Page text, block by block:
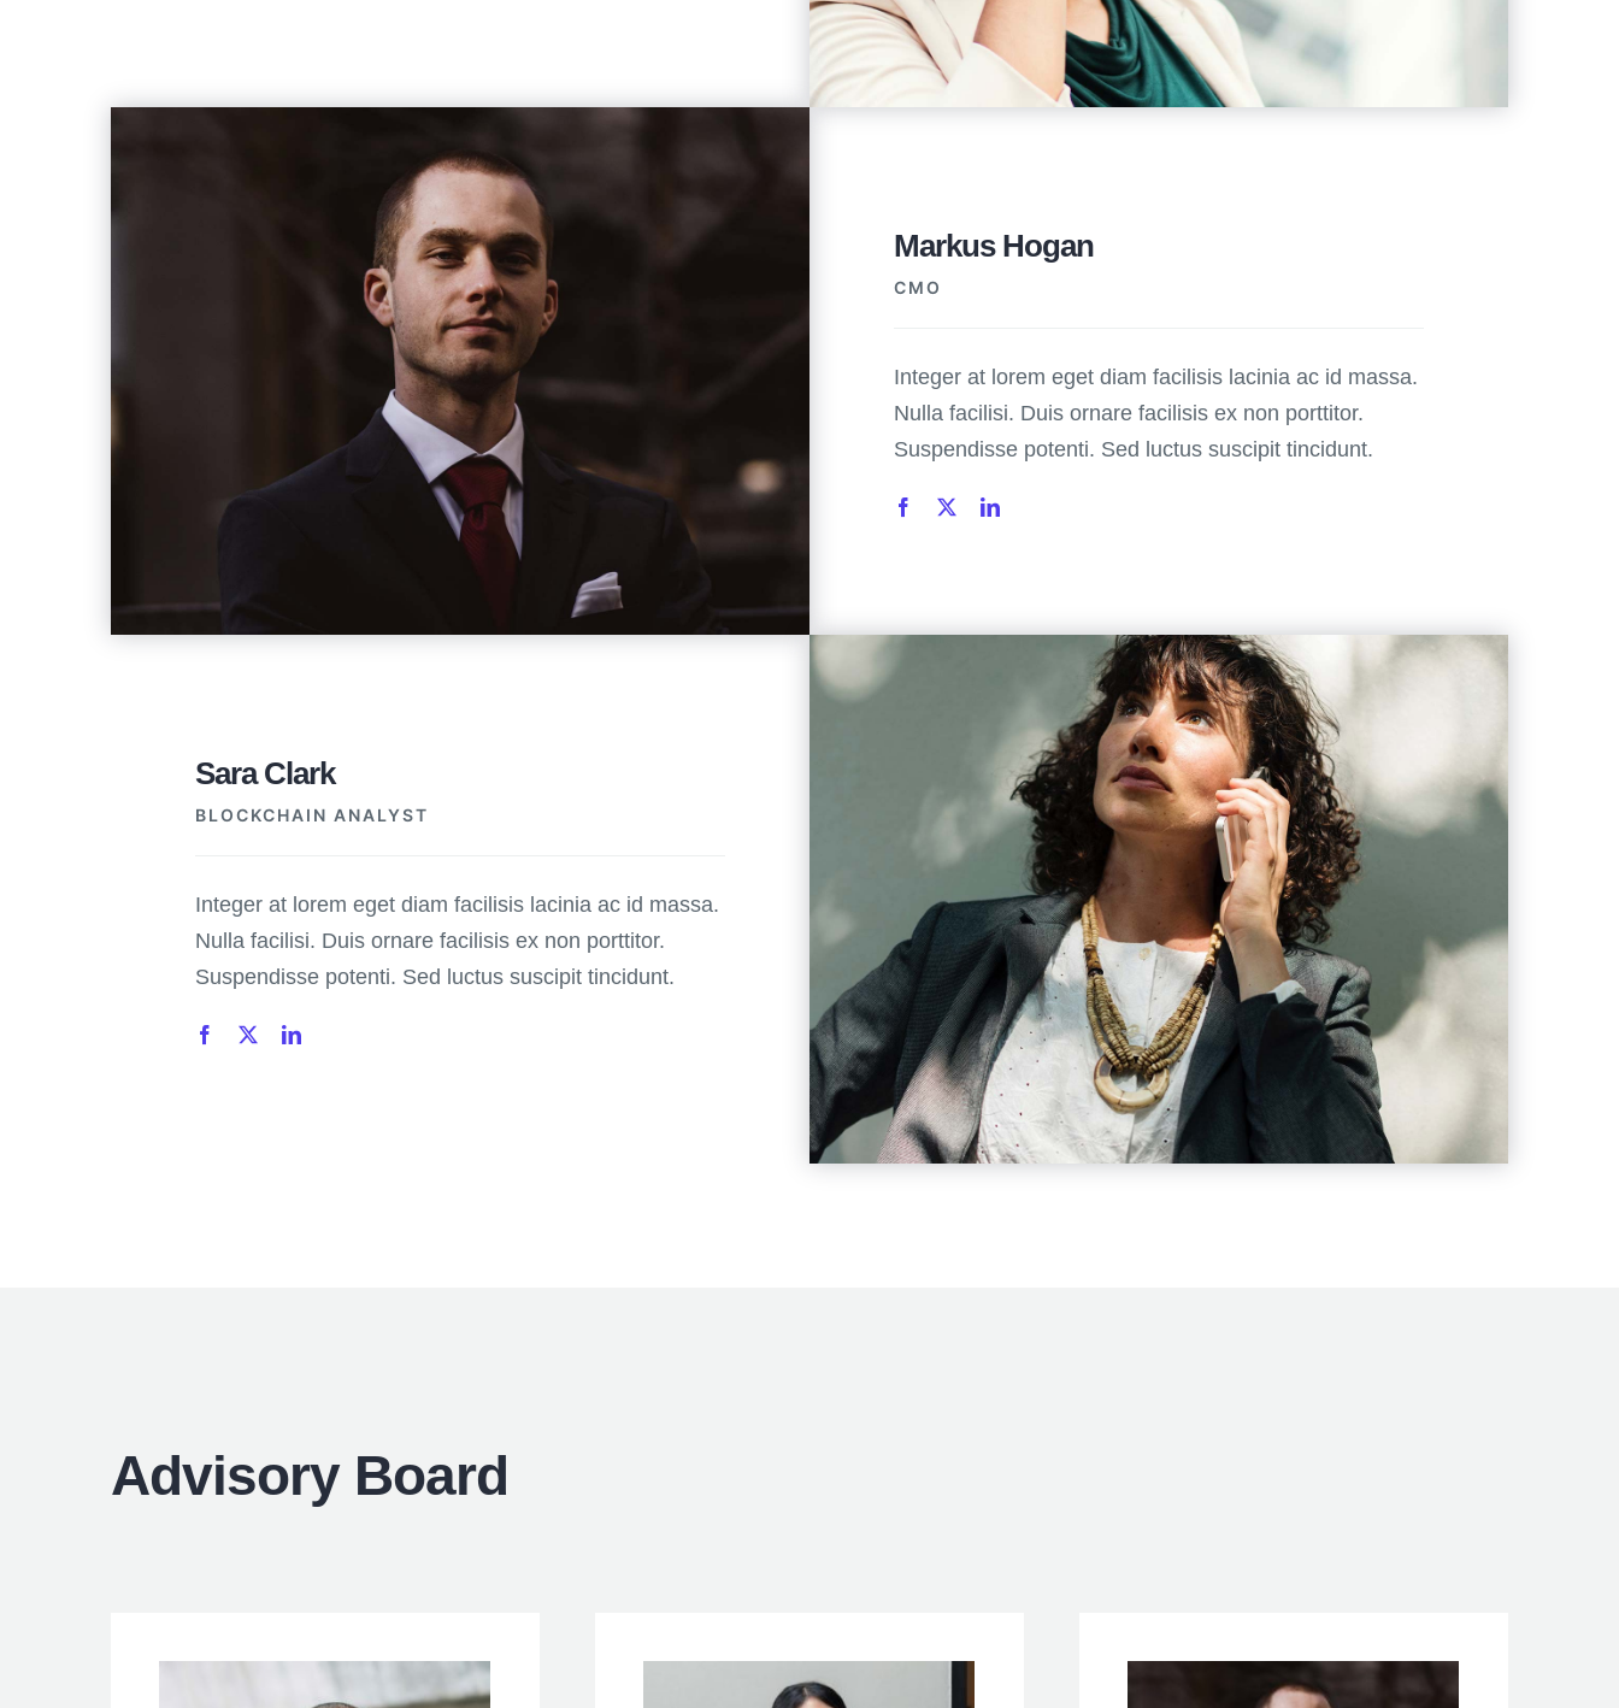
Markus Hogan
CMO
Integer at lorem eget diam facilisis lacinia ac id massa.
Nulla facilisi. Duis ornare facilisis ex non porttitor.
Suspendisse potenti. Sed luctus suscipit tincidunt.
Sara Clark
BLOCKCHAIN ANALYST
Integer at lorem eget diam facilisis lacinia ac id massa.
Nulla facilisi. Duis ornare facilisis ex non porttitor.
Suspendisse potenti. Sed luctus suscipit tincidunt.
Advisory Board